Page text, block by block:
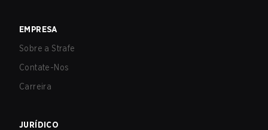
EMPRESA
Sobre a Strafe
Contate-Nos
Carreira
JURÍDICO